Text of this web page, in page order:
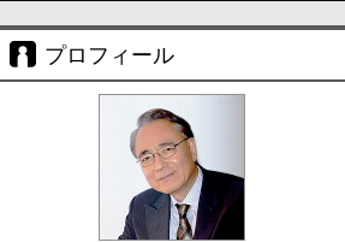
プロフィール